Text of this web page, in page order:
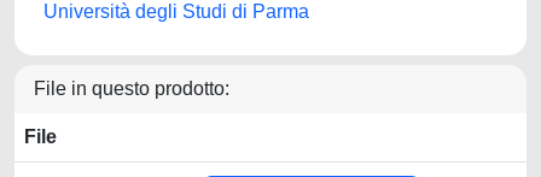
Università degli Studi di Parma
File in questo prodotto:
File